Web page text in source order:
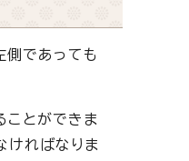
側であっても
ことができま
ければなりま